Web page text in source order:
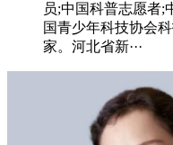
员;中国科普志愿者;
国青少年科技协会
家。河北省新···